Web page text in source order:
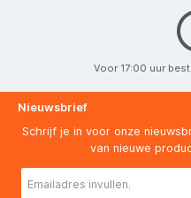
Voor 17:00 uur
Nieuwsbrief
Schrijf je in voor onze
van nieuwe